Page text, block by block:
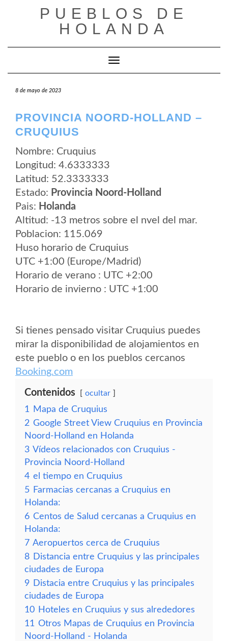
PUEBLOS DE
HOLANDA
Cambiar modo de navegación
8 de mayo de 2023
PROVINCIA NOORD-HOLLAND –
CRUQUIUS
Nombre: Cruquius
Longitud: 4.6333333
Latitud: 52.3333333
Estado: Provincia Noord-Holland
Pais: Holanda
Altitud: -13 metros sobre el nvel del mar.
Poblacion: 115.069
Huso horario de Cruquius
UTC +1:00 (Europe/Madrid)
Horario de verano : UTC +2:00
Horario de invierno : UTC +1:00
Si tienes pensado visitar Cruquius puedes
mirar la disponibilidad de alojamientos en
este pueblo o en los pueblos cercanos
Booking.com
Contenidos ocultar
1
Mapa de Cruquius
2 Google Street View Cruquius en Provincia
Noord-Holland en Holanda
3 Vídeos relacionados con Cruquius -
Provincia Noord-Holland
4 el tiempo en Cruquius
5 Farmacias cercanas a Cruquius en
Holanda:
6 Centos de Salud cercanas a Cruquius en
Holanda:
7 Aeropuertos cerca de Cruquius
8 Distancia entre Cruquius y las principales
ciudades de Europa
9 Distacia entre Cruquius y las principales
ciudades de Europa
10 Hoteles en Cruquius y sus alrededores
11 Otros Mapas de Cruquius en Provincia
Noord-Holland - Holanda